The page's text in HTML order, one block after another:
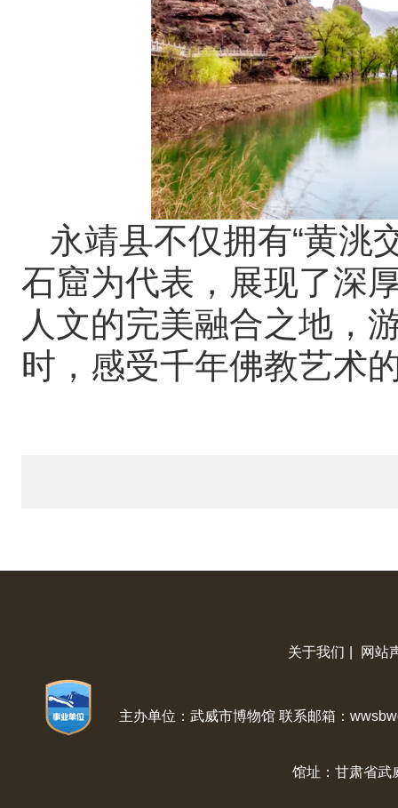
永靖县不仅拥有“黄洮
石窟为代表，展现了深
人文的完美融合之地，
时，感受千年佛教艺术
关于我们 网站
主办单位：武威市博物馆 联系邮箱：
馆址：甘肃省武